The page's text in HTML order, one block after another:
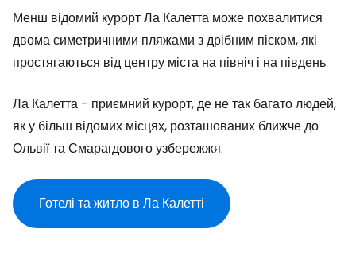
Менш відомий курорт Ла Калетта може похвалитися
двома симетричними пляжами з дрібним піском, які
простягаються від центру міста на північ і на південь.
Ла Калетта - приємний курорт, де не так багато людей,
як у більш відомих місцях, розташованих ближче до
Ольвії та Смарагдового узбережжя.
Готелі та житло в Ла Калетті